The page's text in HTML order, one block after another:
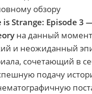
обзору
is Strange: Episode 3
на данный
и неожиданный
сочетающий в
подачу